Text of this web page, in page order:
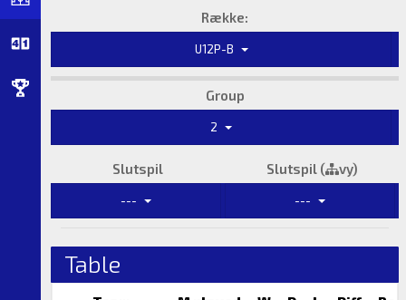
Række:
U12P-B
Group
2
Slutspil Slutspil ( vy)
--- ---
Table